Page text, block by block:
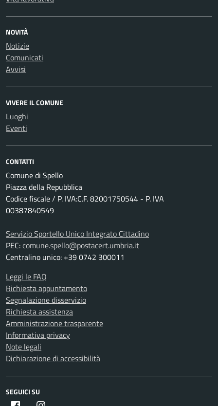
NOVITÀ
Notizie
Comunicati
Avvisi
VIVERE IL COMUNE
Luoghi
Eventi
CONTATTI
Comune di Spello
Piazza della Repubblica
Codice fiscale / P. IVA:C.F. 82001750544 - P. IVA
00387840549
Servizio Sportello Unico Integrato Cittadino
PEC:comune.spello@postacert.umbria.it
Centralino unico: +39 0742 300011
Leggi le FAQ
Richiesta appuntamento
Segnalazione disservizio
Richiesta assistenza
Amministrazione trasparente
Informativa privacy
Note legali
Dichiarazione di accessibilità
SEGUICI SU